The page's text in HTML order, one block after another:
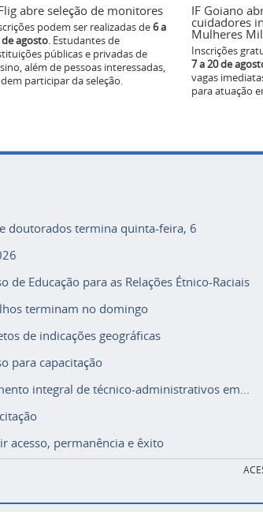
abre seleção de monitores
podem ser realizadas de6 a
de agosto. Estudantes de
públicas e privadas de
além de pessoas interessadas,
participar da seleção.
IF Goiano
cuidadores
Mulheres
Inscrições
7 a 20 de
vagas
para atuação
doutorados termina quinta-feira, 6
Educação para as Relações Étnico-Raciais
terminam no domingo
de indicações geográficas
para capacitação
integral de técnico-administrativos em...
acesso, permanência e êxito